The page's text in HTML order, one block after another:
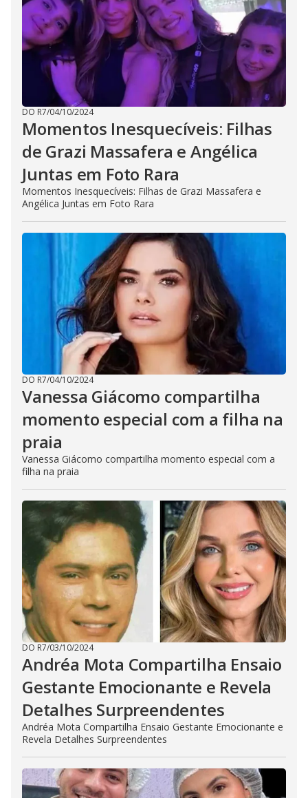
DO R7/04/10/2024
Momentos Inesquecíveis: Filhas
de Grazi Massafera e Angélica
Juntas em Foto Rara
Momentos Inesquecíveis: Filhas de Grazi Massafera e
Angélica Juntas em Foto Rara
DO R7/04/10/2024
Vanessa Giácomo compartilha
momento especial com a filha na
praia
Vanessa Giácomo compartilha momento especial com a
filha na praia
DO R7/03/10/2024
Andréa Mota Compartilha Ensaio
Gestante Emocionante e Revela
Detalhes Surpreendentes
Andréa Mota Compartilha Ensaio Gestante Emocionante e
Revela Detalhes Surpreendentes